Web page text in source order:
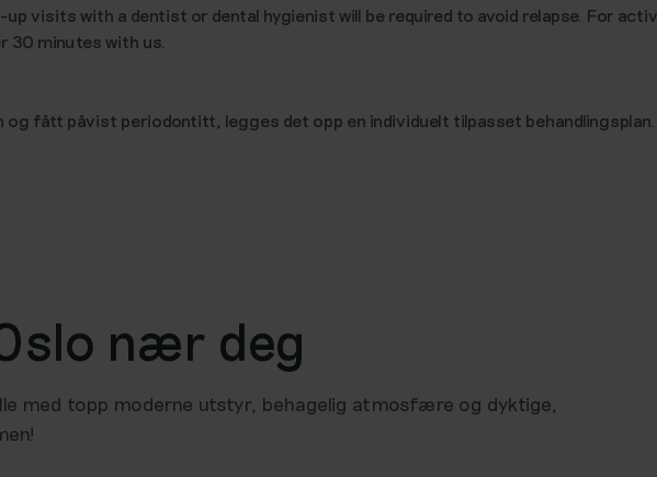
visits with a dentist or dental hygienist will be required to avoid relapse. For
30 minutes with us.
fått påvist periodontitt, legges det opp en individuelt tilpasset
nær deg
med topp moderne utstyr, behagelig atmosfære og dyktige,